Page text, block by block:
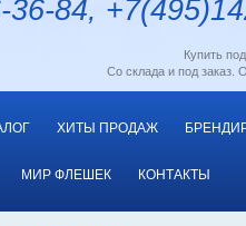
36-84,
Купить
Со склада и под заказ.
ХИТЫ ПРОДАЖ
МИР ФЛЕШЕК КОНТАКТЫ